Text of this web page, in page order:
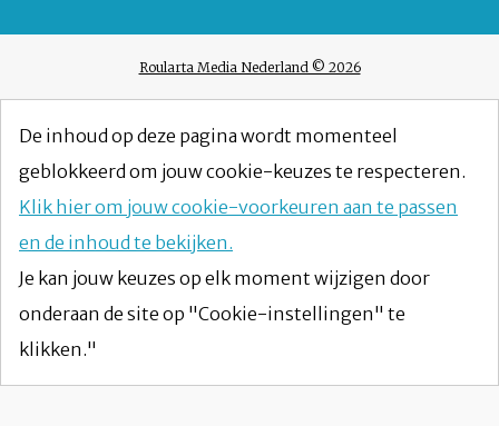
Roularta Media Nederland © 2026
De inhoud op deze pagina wordt momenteel
geblokkeerd om jouw cookie-keuzes te respecteren.
Klik hier om jouw cookie-voorkeuren aan te passen
en de inhoud te bekijken.
Je kan jouw keuzes op elk moment wijzigen door
onderaan de site op "Cookie-instellingen" te
klikken."